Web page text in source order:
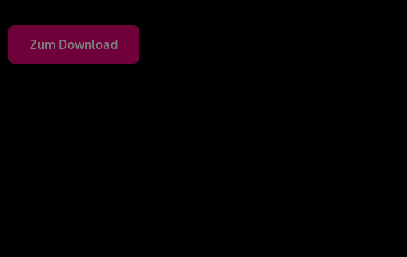
Zum Download